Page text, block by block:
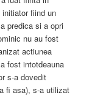
fiind un
predica si a opri
nu au fost
actiunea
fost intotdeauna
s-a dovedit
fi asa), s-a utilizat